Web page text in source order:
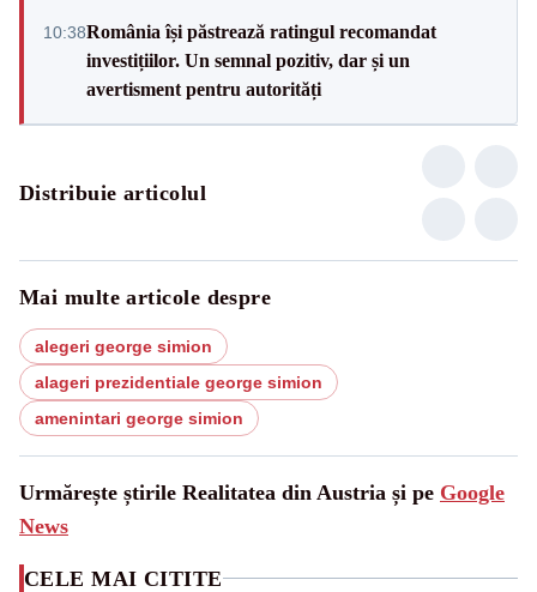
10:38România își păstrează ratingul recomandat
investițiilor. Un semnal pozitiv, dar și un
avertisment pentru autorități
Distribuie articolul
Mai multe articole despre
alegeri george simion
alageri prezidentiale george simion
amenintari george simion
Urmărește știrile Realitatea din Austria și pe Google
News
CELE MAI CITITE